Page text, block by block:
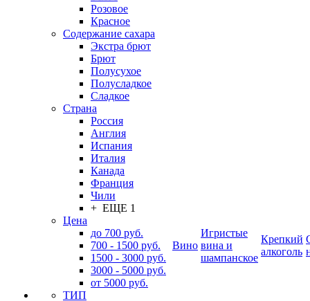
Розовое
Красное
Содержание сахара
Экстра брют
Брют
Полусухое
Полусладкое
Сладкое
Страна
Россия
Англия
Испания
Италия
Канада
Франция
Чили
+ ЕЩЕ 1
Цена
до 700 руб.
700 - 1500 руб.
1500 - 3000 руб.
3000 - 5000 руб.
от 5000 руб.
ТИП
Вино
Игристые
вина и
шампанское
Крепкий
алкоголь